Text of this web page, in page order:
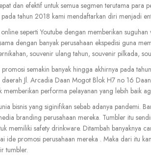
dan efektif untuk semua segmen terutama para
tahun 2018 kami mendaftarkan diri menjadi
seperti Youtube dengan memberikan
dengan banyak perusahaan ekspedisi guna
souvenir ulang tahun, souvenir pilkada,
semakin banyak hingga akhirnya pada
Jl. Arcadia Daan Mogot Blok H7 no 16
performa pelayanan yang lebih baik
bisnis yang siginifikan sebab adanya pandemi.
branding perusahaan mereka. Tumbler itu
memiliki safety drinkware. Ditambah banyaknya
ide promosi perusahaan mereka . Maka dari itu
tumbler.